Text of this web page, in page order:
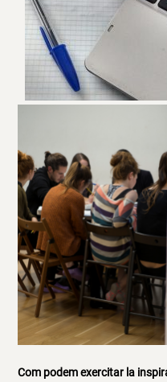
Com podem exercitar la